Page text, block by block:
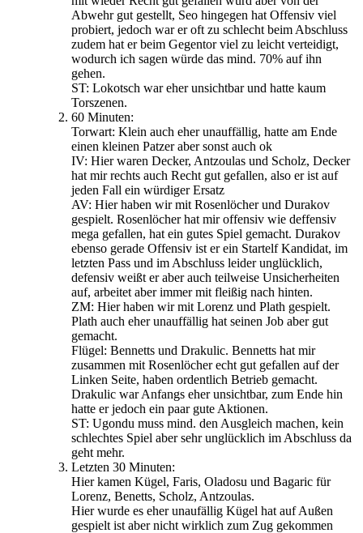
Abwehr gut gestellt, Seo hingegen hat Offensiv viel
probiert, jedoch war er oft zu schlecht beim Abschluss
zudem hat er beim Gegentor viel zu leicht verteidigt,
wodurch ich sagen würde das mind. 70% auf ihn
gehen.
ST: Lokotsch war eher unsichtbar und hatte kaum
Torszenen.
60 Minuten:
Torwart: Klein auch eher unauffällig, hatte am Ende
einen kleinen Patzer aber sonst auch ok
IV: Hier waren Decker, Antzoulas und Scholz, Decker
hat mir rechts auch Recht gut gefallen, also er ist auf
jeden Fall ein würdiger Ersatz
AV: Hier haben wir mit Rosenlöcher und Durakov
gespielt. Rosenlöcher hat mir offensiv wie deffensiv
mega gefallen, hat ein gutes Spiel gemacht. Durakov
ebenso gerade Offensiv ist er ein Startelf Kandidat, im
letzten Pass und im Abschluss leider unglücklich,
defensiv weißt er aber auch teilweise Unsicherheiten
auf, arbeitet aber immer mit fleißig nach hinten.
ZM: Hier haben wir mit Lorenz und Plath gespielt.
Plath auch eher unauffällig hat seinen Job aber gut
gemacht.
Flügel: Bennetts und Drakulic. Bennetts hat mir
zusammen mit Rosenlöcher echt gut gefallen auf der
Linken Seite, haben ordentlich Betrieb gemacht.
Drakulic war Anfangs eher unsichtbar, zum Ende hin
hatte er jedoch ein paar gute Aktionen.
ST: Ugondu muss mind. den Ausgleich machen, kein
schlechtes Spiel aber sehr unglücklich im Abschluss da
geht mehr.
Letzten 30 Minuten:
Hier kamen Kügel, Faris, Oladosu und Bagaric für
Lorenz, Benetts, Scholz, Antzoulas.
Hier wurde es eher unaufällig Kügel hat auf Außen
gespielt ist aber nicht wirklich zum Zug gekommen